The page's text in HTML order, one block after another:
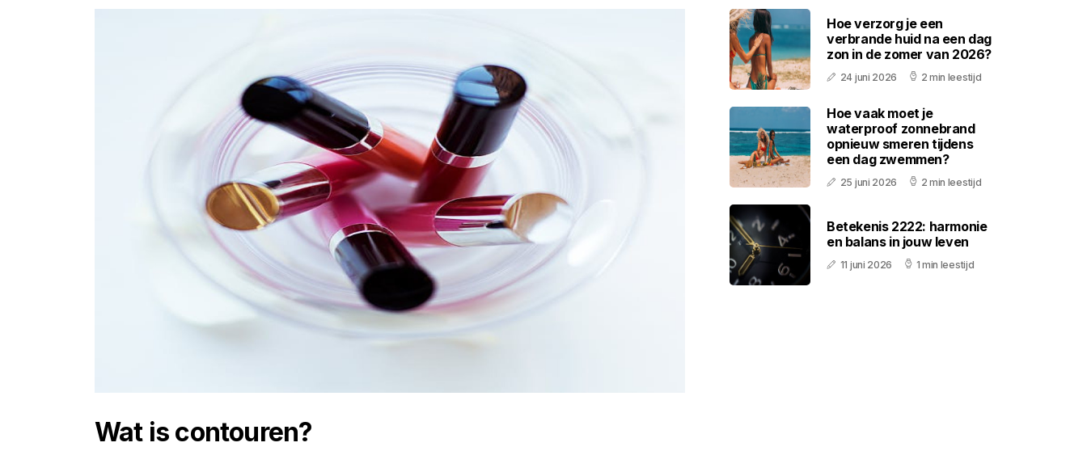
Wat is contouren?
Hoe verzorg je een
verbrande huid na een dag
zon in de zomer van 2026?
24 juni 2026 2 min leestijd
Hoe vaak moet je
waterproof zonnebrand
opnieuw smeren tijdens
een dag zwemmen?
25 juni 2026 2 min leestijd
Betekenis 2222: harmonie
en balans in jouw leven
11 juni 2026 1 min leestijd